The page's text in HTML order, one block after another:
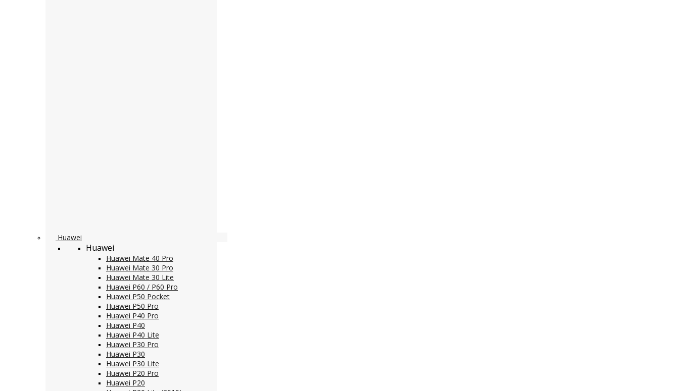
Huawei
Huawei
Huawei Mate 40 Pro
Huawei Mate 30 Pro
Huawei Mate 30 Lite
Huawei P60 / P60 Pro
Huawei P50 Pocket
Huawei P50 Pro
Huawei P40 Pro
Huawei P40
Huawei P40 Lite
Huawei P30 Pro
Huawei P30
Huawei P30 Lite
Huawei P20 Pro
Huawei P20